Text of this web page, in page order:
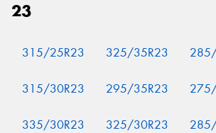
23
315/25R23 325/35R23
315/30R23 295/35R23
335/30R23 325/30R23